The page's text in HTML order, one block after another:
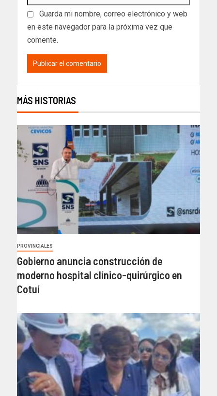
Guarda mi nombre, correo electrónico y web
en este navegador para la próxima vez que
comente.
MÁS HISTORIAS
PROVINCIALES
Gobierno anuncia construcción de
moderno hospital clínico-quirúrgico en
Cotuí